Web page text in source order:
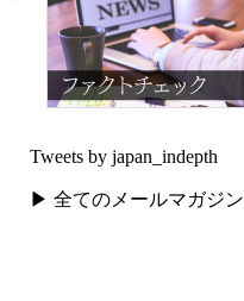
Tweets by japan_indepth
▶ 全てのメールマガジン